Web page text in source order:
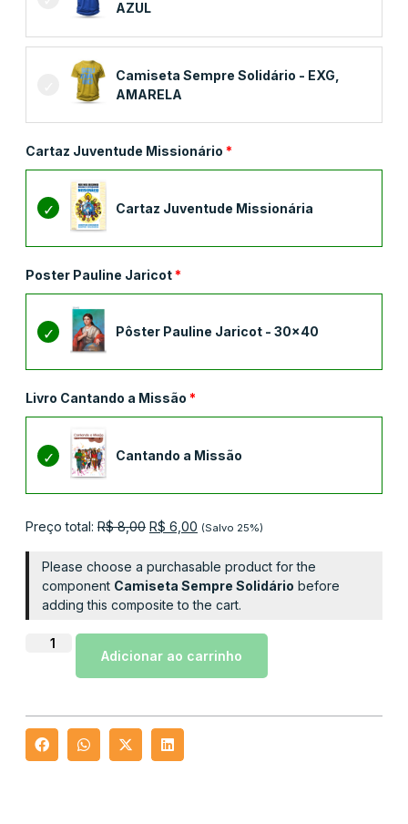
AZUL
Camiseta Sempre Solidário - EXG,
AMARELA
Cartaz Juventude Missionário
Cartaz Juventude Missionária
Poster Pauline Jaricot
Pôster Pauline Jaricot - 30x40
Livro Cantando a Missão
Cantando a Missão
Preço total: R$8,00 R$ 6,00 (Salvo 25%)
Please choose a purchasable product for the
component Camiseta Sempre Solidário before
adding this composite to the cart.
Adicionar ao carrinho